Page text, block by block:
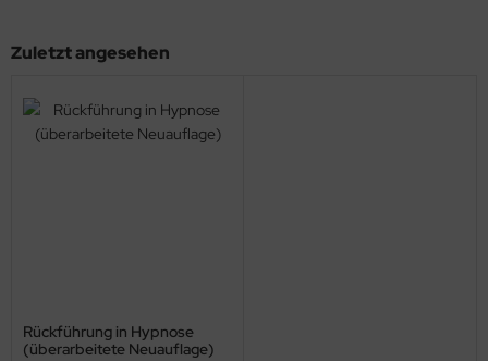
Zuletzt angesehen
Rückführung in Hypnose
(überarbeitete Neuauflage)